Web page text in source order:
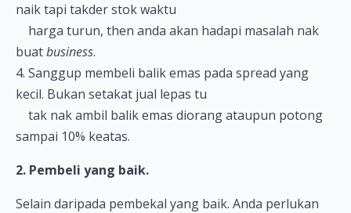
naik tapi takder stok waktu
harga turun, then anda akan hadapi masalah nak
buatbusiness.
4. Sanggup membeli balik emas pada spread yang
kecil. Bukan setakat jual lepas tu
tak nak ambil balik emas diorang ataupun potong
sampai 10% keatas.
2. Pembeli yang baik.
Selain daripada pembekal yang baik. Anda perlukan